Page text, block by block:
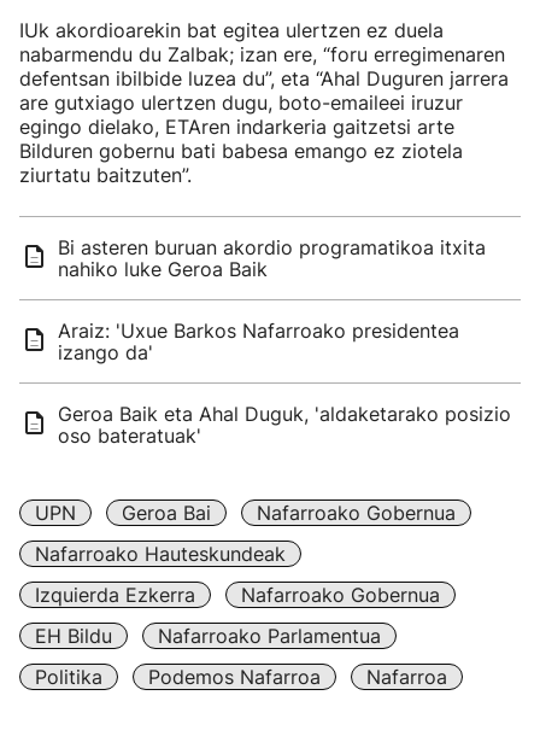
IUk akordioarekin bat egitea ulertzen ez duela
nabarmendu du Zalbak; izan ere, “foru erregimenaren
defentsan ibilbide luzea du”, eta “Ahal Duguren jarrera
are gutxiago ulertzen dugu, boto-emaileei iruzur
egingo dielako, ETAren indarkeria gaitzetsi arte
Bilduren gobernu bati babesa emango ez ziotela
ziurtatu baitzuten”.
Bi asteren buruan akordio programatikoa itxita
nahiko luke Geroa Baik
Araiz: 'Uxue Barkos Nafarroako presidentea
izango da'
Geroa Baik eta Ahal Duguk, 'aldaketarako posizio
oso bateratuak'
UPN Geroa Bai
Nafarroako Gobernua
Nafarroako Hauteskundeak
Izquierda Ezkerra
Nafarroako Gobernua
EH Bildu
Nafarroako Parlamentua
Politika
Podemos Nafarroa Nafarroa